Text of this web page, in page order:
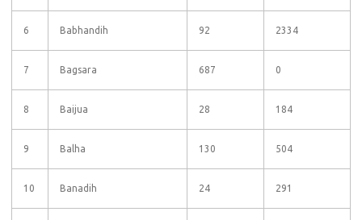
6 Babhandih 92 2334
7 Bagsara 687 0
8 Baijua 28 184
9 Balha 130 504
10 Banadih 24 291